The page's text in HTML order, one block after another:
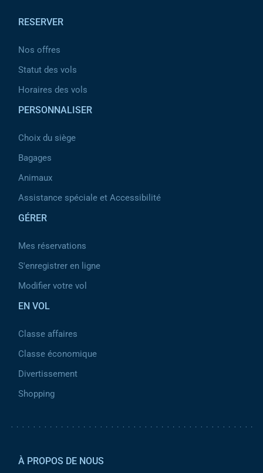
RESERVER
Nos offres
Statut des vols
Horaires des vols
PERSONNALISER
Choix du siège
Bagages
Animaux
Assistance spéciale et Accessibilité
GÉRER
Mes réservations
S'enregistrer en ligne
Modifier votre vol
EN VOL
Classe affaires
Classe économique
Divertissement
Shopping
À PROPOS DE NOUS